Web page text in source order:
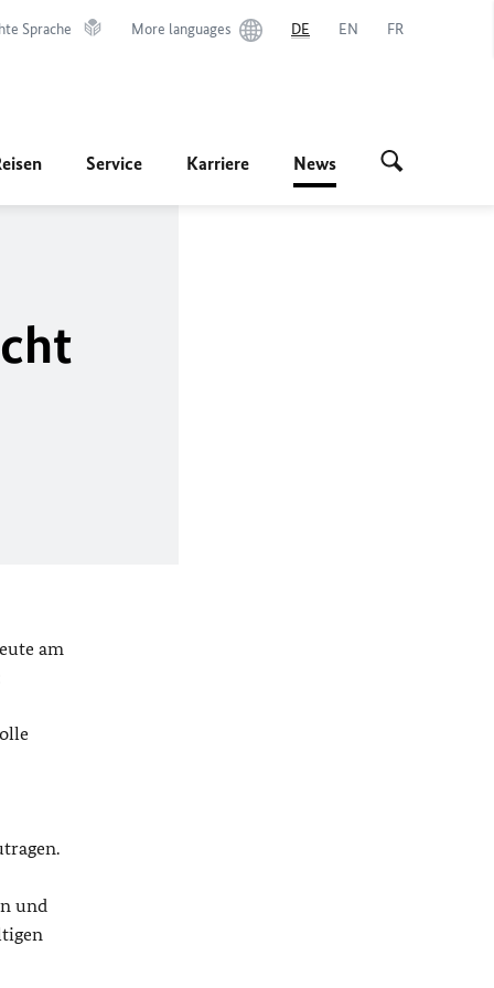
Sprache More languages DE EN FR
Service Karriere News
am
und